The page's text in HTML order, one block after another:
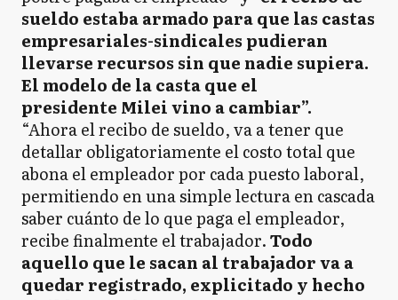
sueldo estaba armado para que las castas
empresariales-sindicales pudieran
llevarse recursos sin que nadie supiera.
El modelo de la casta que el
presidente Milei vino a cambiar”.
“Ahora el recibo de sueldo, va a tener que
detallar obligatoriamente el costo total que
abona el empleador por cada puesto laboral,
permitiendo en una simple lectura en cascada
saber cuánto de lo que paga el empleador,
recibe finalmente el trabajador.Todo
aquello que le sacan al trabajador va a
quedar registrado, explicitado y hecho